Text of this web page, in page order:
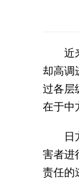
近
却高调
过各层
在于中
害者进
责任的